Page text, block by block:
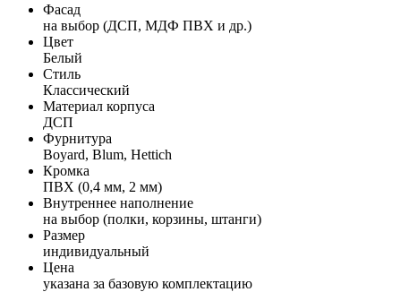
Фасад
на выбор (ДСП, МДФ ПВХ и др.)
Цвет
Белый
Стиль
Классический
Материал корпуса
ДСП
Фурнитура
Boyard, Blum, Hettich
Кромка
ПВХ (0,4 мм, 2 мм)
Внутреннее наполнение
на выбор (полки, корзины, штанги)
Размер
индивидуальный
Цена
указана за базовую комплектацию